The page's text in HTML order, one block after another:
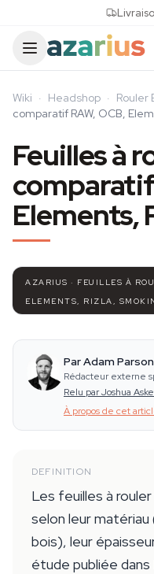
Wiki · Headshop · Rouler
comparatif RAW, OCB,
Feuilles à
comparatif
Elements,
AZARIUS · FEUILLES À
ELEMENTS, RIZLA,
Par Adam
Rédacteur externe
Relu par Joshua
À propos de cet
DEFINITION
Les feuilles à
selon leur matériau
bois), leur
étude publiée dans